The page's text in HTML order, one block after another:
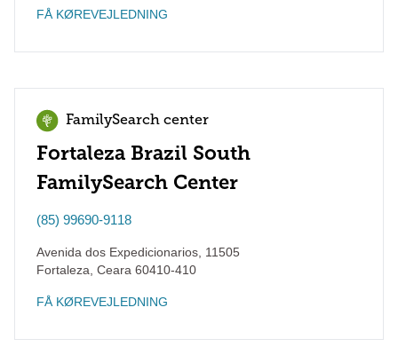
FÅ KØREVEJLEDNING
FamilySearch center
Fortaleza Brazil South
FamilySearch Center
(85) 99690-9118
Avenida dos Expedicionarios, 11505
Fortaleza Ceara 60410-410
FÅ KØREVEJLEDNING